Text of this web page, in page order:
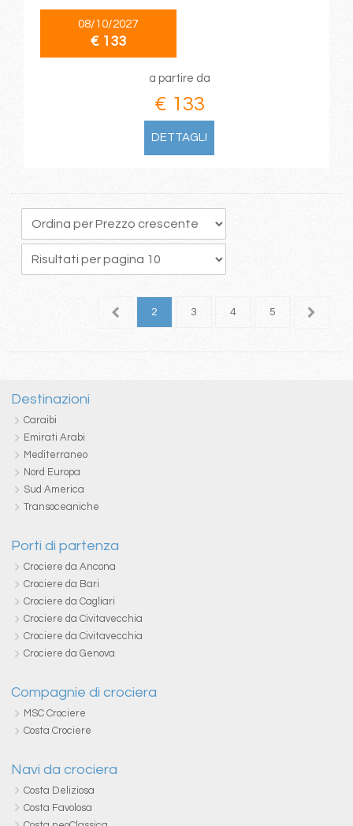
08/10/2027
€ 133
a partire da
€ 133
DETTAGLI
1 2 3 4 5 6
Destinazioni
Caraibi
Emirati Arabi
Mediterraneo
Nord Europa
Sud America
Transoceaniche
Porti di partenza
Crociere da Ancona
Crociere da Bari
Crociere da Cagliari
Crociere da Civitavecchia
Crociere da Civitavecchia
Crociere da Genova
Compagnie di crociera
MSC Crociere
Costa Crociere
Navi da crociera
Costa Deliziosa
Costa Favolosa